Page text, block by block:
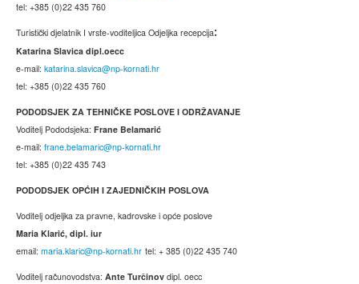
tel: +385 (0)22 435 760
Turistički djelatnik I vrste-voditeljica Odjeljka recepcija:
Katarina Slavica dipl.oecc
e-mail: katarina.slavica@np-kornati.hr
tel: +385 (0)22 435 760
PODODSJEK ZA TEHNIČKE POSLOVE I ODRŽAVANJE
Voditelj Pododsjeka: Frane Belamarić
e-mail: frane.belamaric@np-kornati.hr
tel: +385 (0)22 435 743
PODODSJEK OPĆIH I ZAJEDNIČKIH POSLOVA
Voditelj odjeljka za pravne, kadrovske i opće poslove
Maria Klarić, dipl. iur
email: maria.klaric@np-kornati.hr tel: + 385 (0)22 435 740
Voditelj računovodstva: Ante Turčinov dipl. oecc